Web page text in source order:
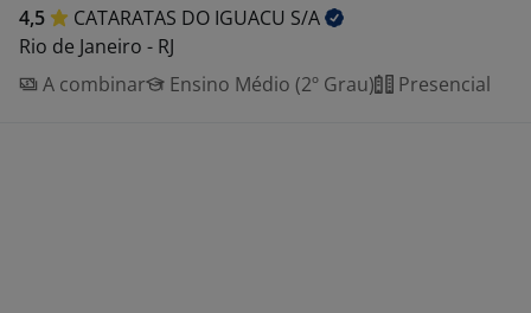
4,5 CATARATAS DO IGUACU S/A
Rio de Janeiro - RJ
A combinar
Ensino Médio (2º Grau) Presencial